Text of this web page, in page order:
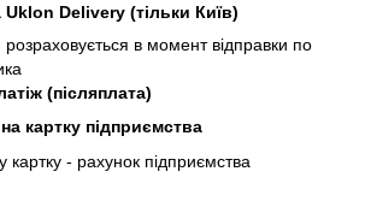
Delivery (тільки Київ)
розраховується в момент відправки по
(післяплата)
картку підприємства
картку - рахунок підприємства